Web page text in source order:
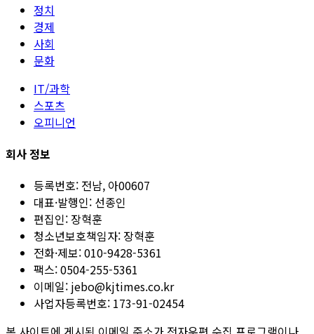
정치
경제
사회
문화
IT/과학
스포츠
오피니언
회사 정보
등록번호: 전남, 아00607
대표·발행인: 선종인
편집인: 장혁훈
청소년보호책임자: 장혁훈
전화·제보:010-9428-5361
팩스:0504-255-5361
이메일: jebo@kjtimes.co.kr
사업자등록번호: 173-91-02454